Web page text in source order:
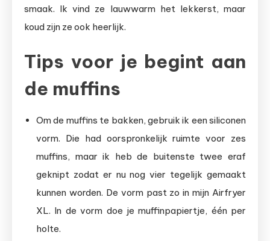
smaak. Ik vind ze lauwwarm het lekkerst, maar
koud zijn ze ook heerlijk.
Tips voor je begint aan
de muffins
Om de muffins te bakken, gebruik ik een siliconen
vorm. Die had oorspronkelijk ruimte voor zes
muffins, maar ik heb de buitenste twee eraf
geknipt zodat er nu nog vier tegelijk gemaakt
kunnen worden. De vorm past zo in mijn Airfryer
XL. In de vorm doe je muffinpapiertje, één per
holte.